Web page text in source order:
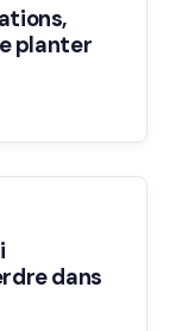
planter
dans